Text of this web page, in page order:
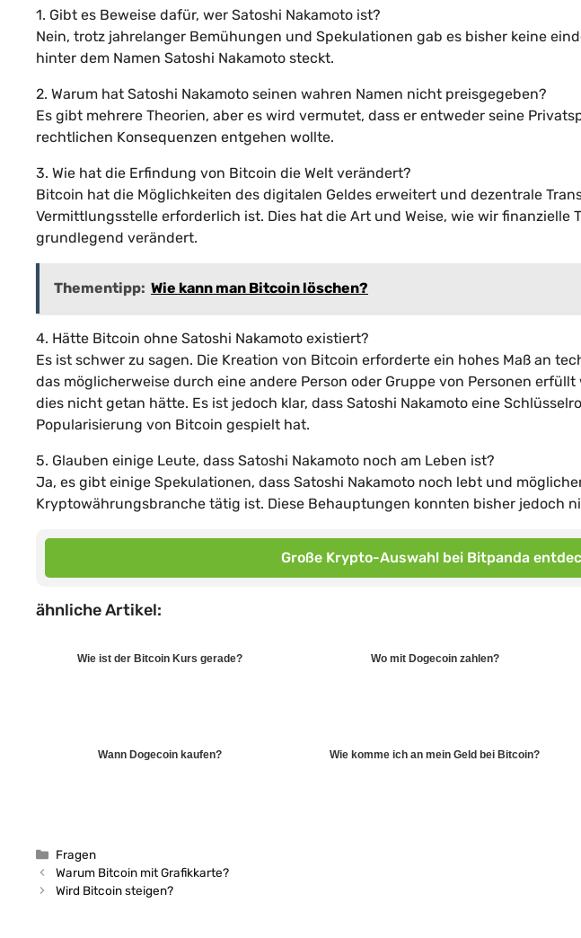
1. Gibt es Beweise dafür, wer Satoshi Nakamoto ist?
Nein, trotz jahrelanger Bemühungen und Spekulationen gab es bisher keine
hinter dem Namen Satoshi Nakamoto steckt.
2. Warum hat Satoshi Nakamoto seinen wahren Namen nicht preisgegeben?
Es gibt mehrere Theorien, aber es wird vermutet, dass er entweder seine
rechtlichen Konsequenzen entgehen wollte.
3. Wie hat die Erfindung von Bitcoin die Welt verändert?
Bitcoin hat die Möglichkeiten des digitalen Geldes erweitert und dezentrale
Vermittlungsstelle erforderlich ist. Dies hat die Art und Weise, wie wir finanzielle
grundlegend verändert.
Thementipp: Wie kann man Bitcoin löschen?
4. Hätte Bitcoin ohne Satoshi Nakamoto existiert?
Es ist schwer zu sagen. Die Kreation von Bitcoin erforderte ein hohes Maß an
das möglicherweise durch eine andere Person oder Gruppe von Personen
dies nicht getan hätte. Es ist jedoch klar, dass Satoshi Nakamoto eine
Popularisierung von Bitcoin gespielt hat.
5. Glauben einige Leute, dass Satoshi Nakamoto noch am Leben ist?
Ja, es gibt einige Spekulationen, dass Satoshi Nakamoto noch lebt und
Kryptowährungsbranche tätig ist. Diese Behauptungen konnten bisher jedoch
Große Krypto-Auswahl bei Bitpanda
ähnliche Artikel:
Wie ist der Bitcoin Kurs gerade? Wo mit Dogecoin zahlen?
Wann Dogecoin kaufen? Wie komme ich an mein Geld bei Bitcoin?
Kategorien
Fragen
Warum Bitcoin mit Grafikkarte?
Wird Bitcoin steigen?